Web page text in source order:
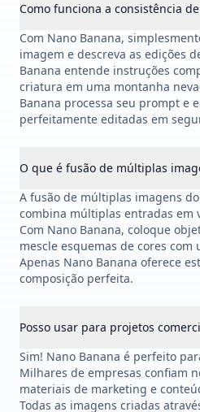
Como funciona a consistência
Com Nano Banana,
imagem e descreva as edições
Banana entende instruções
criatura em uma montanha
Banana processa seu prompt e
perfeitamente editadas em
O que é fusão de múltiplas
A fusão de múltiplas imagens
combina múltiplas entradas em
Com Nano Banana, coloque
mescle esquemas de cores
Apenas Nano Banana oferece
composição perfeita.
Posso usar para projetos
Sim! Nano Banana é perfeito
Milhares de empresas confiam
materiais de marketing e
Todas as imagens criadas